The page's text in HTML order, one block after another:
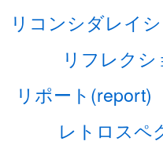
リコンシダレイ
リフレク
リポート(report)
レトロスペ